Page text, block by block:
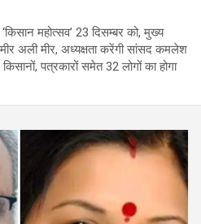
महोत्सव’ 23 दिसम्बर को, मुख्य
अली मीर, अध्यक्षता करेंगी सांसद कमलेश
पत्रकारों समेत 32 लोगों का होगा